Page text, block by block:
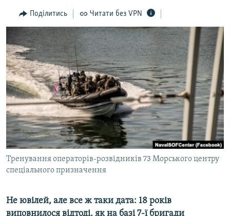
пошуку
ІНТЕРВ'Ю
ВСЕ ЗА ДЕНЬ
СПЕЦПРОЕКТИ
ДЕПОРТАЦІЯ
ВІДЕОУРОКИ «ELIFBE»
СВІДЧЕННЯ ОКУПАЦІЇ
УКРАЇНСЬКА ПРОБЛЕМА КРИМУ
ІНФОГРАФІКА
ЯК ОБІЙТИ БЛОКУВАННЯ
Русский
Qırımtatar
ДОЛУЧАЙСЯ!
Поділитись Читати без VPN
Тренування операторів-розвідників 73 Морського центру
спеціального призначення
Не ювілей, але все ж таки дата: 18 років
виповнилося відтоді, як на базі 7-ї бригади